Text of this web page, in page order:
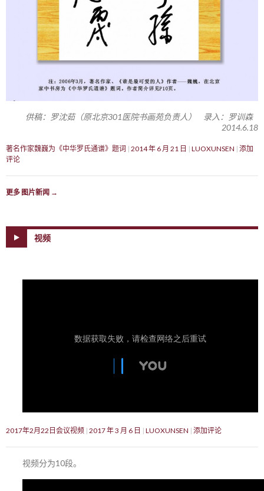
供稿：罗沈茹（原北京301医院书画苑负责人） 录入：罗训森
2014.6.18
著名作家魏巍为《中华罗氏通谱》题词 2014 年 6 月 21 日 LUOXUNSEN 添加
评论
更多 图片新闻 →
视频
2017年2月22日会议视频 2017 年 3 月 6 日 LUOXUNSEN 添加评论
视频分为10段。